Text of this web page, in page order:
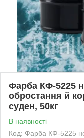
Фарба КФ-5225
обростання й
суден, 50кг
В наявності
Код: Фарба КФ-5225